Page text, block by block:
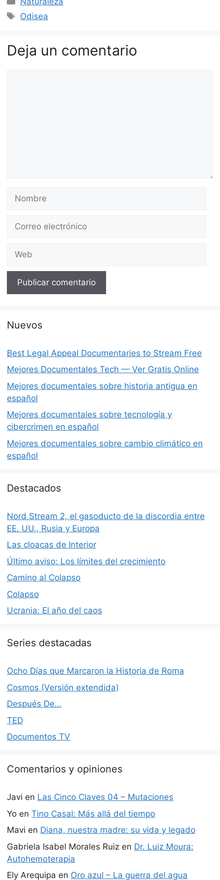
Etiquetas
Odisea
Deja un comentario
electrónico
Nuevos
Best Legal Appeal Documentaries to Stream Free
Mejores Documentales Tech — Ver Gratis Online
Mejores documentales sobre historia antigua en
español
Mejores documentales sobre tecnología y
cibercrimen en español
Mejores documentales sobre cambio climático en
español
Destacados
Nord Stream 2, el gasoducto de la discordia entre
EE. UU., Rusia y Europa
Las cloacas de Interior
Último aviso: Los límites del crecimiento
Camino al Colapso
Colapso
Ucrania: El año del caos
Series destacadas
Ocho Días que Marcaron la Historia de Roma
Cosmos (Versión extendida)
Después De…
TED
Documentos TV
Comentarios y opiniones
Javi en Las Cinco Claves 04 – Mutaciones
Yo en Tino Casal: Más allá del tiempo
Mavi en Diana, nuestra madre: su vida y legado
Gabriela Isabel Morales Ruiz en Dr. Luiz Moura:
Autohemoterapia
Ely Arequipa en Oro azul – La guerra del agua